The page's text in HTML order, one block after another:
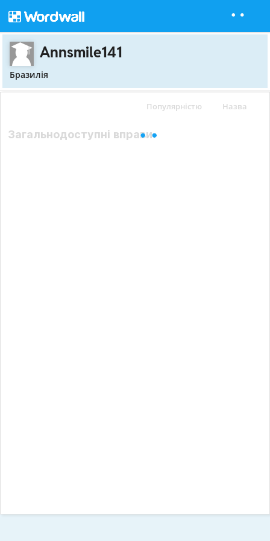
Annsmile141
Бразилія
Популярністю Назва
Загальнодоступні вправи